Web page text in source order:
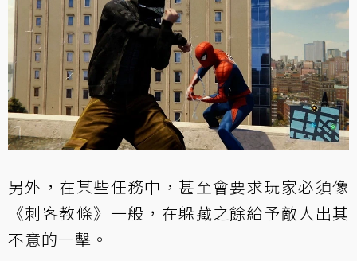
另外，在某些任務中，甚至會要求玩家必須像
《刺客教條》一般，在躲藏之餘給予敵人出其
不意的一擊。